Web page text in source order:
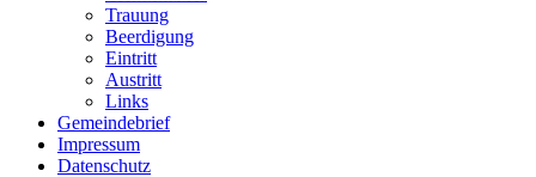
Trauung
Beerdigung
Eintritt
Austritt
Links
Gemeindebrief
Impressum
Datenschutz